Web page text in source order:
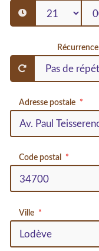
Récurrence
Adresse postale
Code postal
Ville